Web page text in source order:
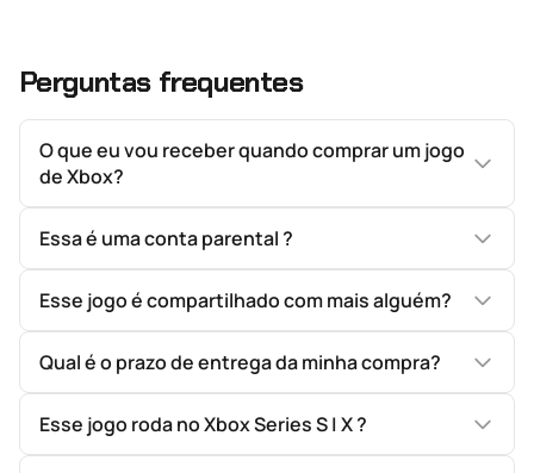
Perguntas frequentes
O que eu vou receber quando comprar um jogo
de Xbox?
Essa é uma conta parental ?
Esse jogo é compartilhado com mais alguém?
Qual é o prazo de entrega da minha compra?
Esse jogo roda no Xbox Series S | X ?